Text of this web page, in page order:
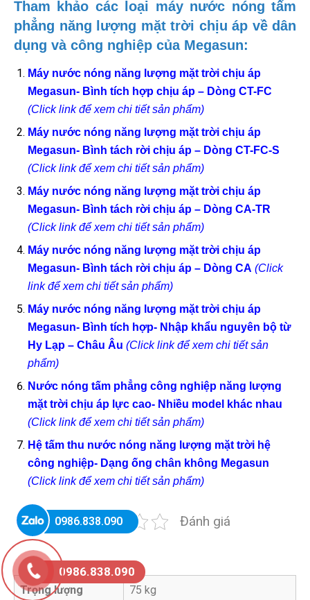
Tham khảo các loại máy nước nóng tấm
phẳng năng lượng mặt trời chịu áp về dân
dụng và công nghiệp của Megasun:
Máy nước nóng năng lượng mặt trời chịu áp
Megasun- Bình tích hợp chịu áp – Dòng CT-FC
(Click link để xem chi tiết sản phẩm)
Máy nước nóng năng lượng mặt trời chịu áp
Megasun- Bình tách rời chịu áp – Dòng CT-FC-S
(Click link để xem chi tiết sản phẩm)
Máy nước nóng năng lượng mặt trời chịu áp
Megasun- Bình tách rời chịu áp – Dòng CA-TR
(Click link để xem chi tiết sản phẩm)
Máy nước nóng năng lượng mặt trời chịu áp
Megasun- Bình tách rời chịu áp – Dòng CA (Click
link để xem chi tiết sản phẩm)
Máy nước nóng năng lượng mặt trời chịu áp
Megasun- Bình tích hợp- Nhập khẩu nguyên bộ từ
Hy Lạp – Châu Âu (Click link để xem chi tiết sản
phẩm)
Nước nóng tấm phẳng công nghiệp năng lượng
mặt trời chịu áp lực cao- Nhiều model khác nhau
(Click link để xem chi tiết sản phẩm)
Hệ tấm thu nước nóng năng lượng mặt trời hệ
công nghiệp- Dạng ống chân không Megasun
(Click link để xem chi tiết sản phẩm)
Đánh giá
Trọng lượng 75 kg
0986.838.090
0986.838.090